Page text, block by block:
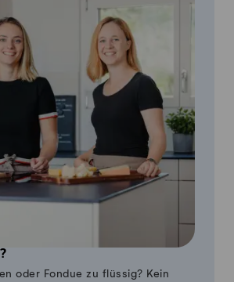
oder Fondue zu flüssig? Kein